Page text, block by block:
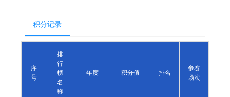
积分记录
序
号
排
行
榜
名
称
年度 积分值 排名
参赛
场次